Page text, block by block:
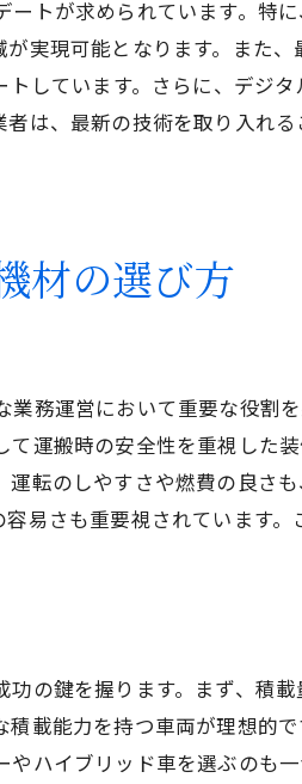
ら学ぶ軽貨物配送に最適な機
タッフが選ぶ推奨軽貨物機材
信の機材選定成功例
タッフの声を反映した軽貨物
機材がもたらす配送効率化の
効率を飛躍的に向上させる軽貨
効率化を実現した軽貨物機材
間を大幅に短縮する軽貨物機
トが求められています。特
実現可能となります。また
しています。さらに、デジ
は、最新の技術を取り入れ
材の選び方
務運営において重要な役割
運搬時の安全性を重視した
転のしやすさや燃費の良さ
易さも重要視されています
の鍵を握ります。まず、積
載能力を持つ車両が理想的
ハイブリッド車を選ぶのも